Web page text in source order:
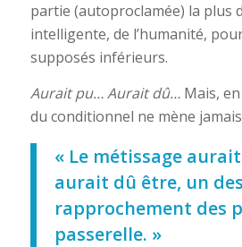
partie (autoproclamée) la plus
intelligente, de l’humanité,
supposés inférieurs.
Aurait pu… Aurait dû… Mais,
du conditionnel ne mène
« Le métissage
aurait dû être, un
rapprochement des
passerelle. »